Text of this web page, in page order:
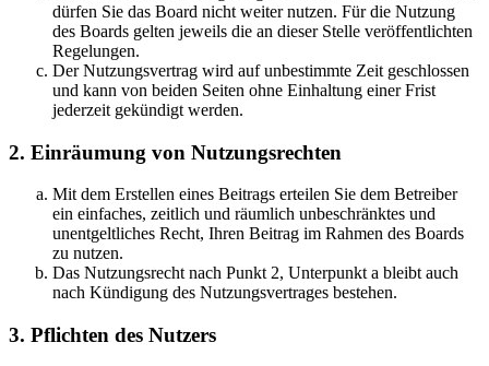
dürfen Sie das Board nicht weiter nutzen. Für die Nutzung
des Boards gelten jeweils die an dieser Stelle veröffentlichten
Regelungen.
Der Nutzungsvertrag wird auf unbestimmte Zeit geschlossen
und kann von beiden Seiten ohne Einhaltung einer Frist
jederzeit gekündigt werden.
2. Einräumung von Nutzungsrechten
Mit dem Erstellen eines Beitrags erteilen Sie dem Betreiber
ein einfaches, zeitlich und räumlich unbeschränktes und
unentgeltliches Recht, Ihren Beitrag im Rahmen des Boards
zu nutzen.
Das Nutzungsrecht nach Punkt 2, Unterpunkt a bleibt auch
nach Kündigung des Nutzungsvertrages bestehen.
3. Pflichten des Nutzers